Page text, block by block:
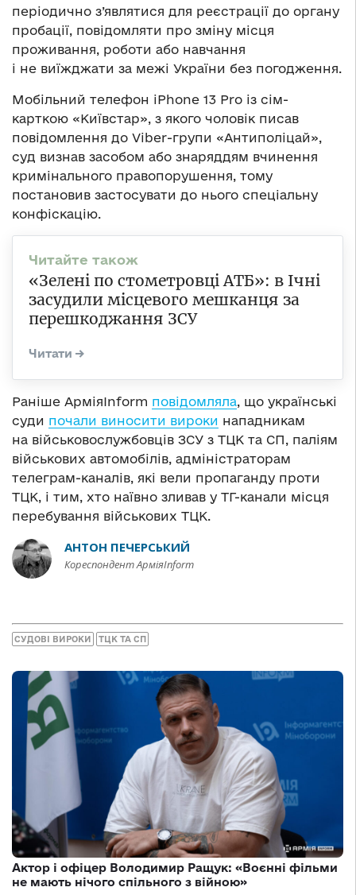
періодично з’являтися для реєстрації до органу
пробації, повідомляти про зміну місця
проживання, роботи або навчання
і не виїжджати за межі України без погодження.
Мобільний телефон iPhone 13 Pro із сім-
карткою «Київстар», з якого чоловік писав
повідомлення до Viber-групи «Антиполіцай»,
суд визнав засобом або знаряддям вчинення
кримінального правопорушення, тому
постановив застосувати до нього спеціальну
конфіскацію.
«Зелені по стометровці АТБ»: в Ічні
засудили місцевого мешканця за
перешкоджання ЗСУ
Раніше АрміяInform повідомляла, що українські
суди почали виносити вироки нападникам
на військовослужбовців ЗСУ з ТЦК та СП, паліям
військових автомобілів, адміністраторам
телеграм-каналів, які вели пропаганду проти
ТЦК, і тим, хто наївно зливав у ТГ-канали місця
перебування військових ТЦК.
АНТОН ПЕЧЕРСЬКИЙ
Кореспондент АрміяInform
СУДОВІ ВИРОКИ ТЦК ТА СП
Актор і офіцер Володимир Ращук: «Воєнні фільми
не мають нічого спільного з війною»